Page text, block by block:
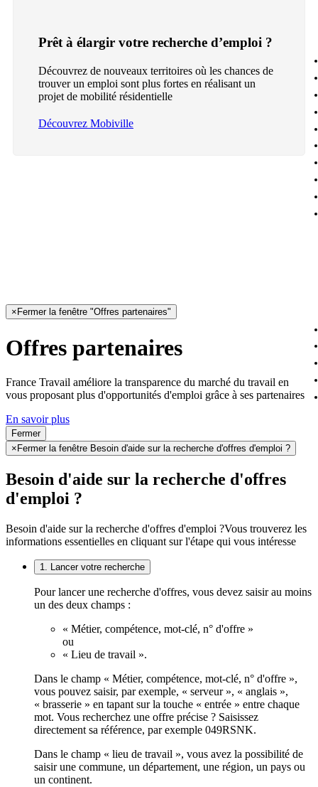
Prêt à élargir votre recherche d’emploi ?
Découvrez de nouveaux territoires où les chances de
trouver un emploi sont plus fortes en réalisant un
projet de mobilité résidentielle
Découvrez Mobiville
× Fermer la fenêtre "Offres partenaires"
Offres partenaires
France Travail améliore la transparence du marché du travail en
vous proposant plus d'opportunités d'emploi grâce à ses partenaires
En savoir plus
Fermer
× Fermer la fenêtre Besoin d'aide sur la recherche d'offres d'emploi ?
Besoin d'aide sur la recherche d'offres
d'emploi ?
Besoin d'aide sur la recherche d'offres d'emploi ?Vous trouverez les
informations essentielles en cliquant sur l'étape qui vous intéresse
1. Lancer votre recherche
Pour lancer une recherche d'offres, vous devez saisir au moins
un des deux champs :
« Métier, compétence, mot-clé, n° d'offre »
ou
« Lieu de travail ».
Dans le champ « Métier, compétence, mot-clé, n° d'offre »,
vous pouvez saisir, par exemple, « serveur », « anglais »,
« brasserie » en tapant sur la touche « entrée » entre chaque
mot. Vous recherchez une offre précise ? Saisissez
directement sa référence, par exemple 049RSNK.
Dans le champ « lieu de travail », vous avez la possibilité de
saisir une commune, un département, une région, un pays ou
un continent.